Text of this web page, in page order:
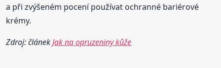
a při zvýšeném pocení používat ochranné bariérové
krémy.
Zdroj: článekJak na opruzeniny kůže